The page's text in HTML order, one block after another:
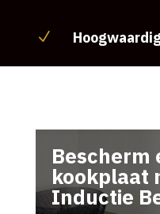
N
Bescherm
kookplaat
Inductie